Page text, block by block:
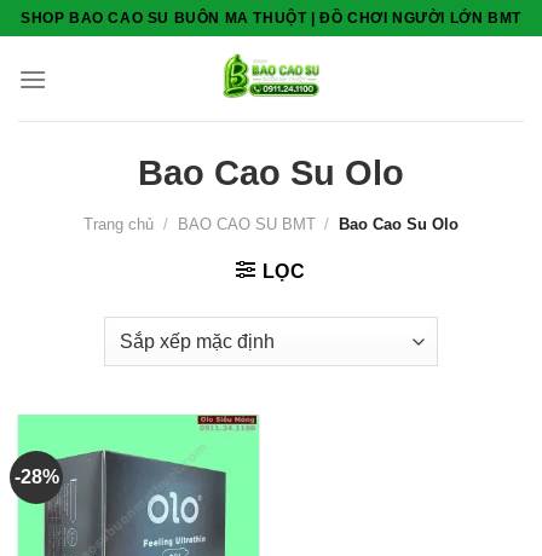
Skip
content
SHOP BAO CAO SU BUÔN MA THUỘT | ĐỒ CHƠI NGƯỜI LỚN BMT
Bao Cao Su Olo
Trang chủ / BAO CAO SU BMT / Bao Cao Su Olo
LỌC
-28%